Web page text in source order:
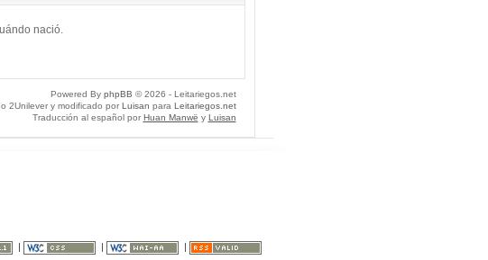
nació.
Powered By phpBB © 2026 - Leitariegos.net
2Unilever y modificado por Luisan para Leitariegos.net
Traducción al español por Huan Manwë y Luisan